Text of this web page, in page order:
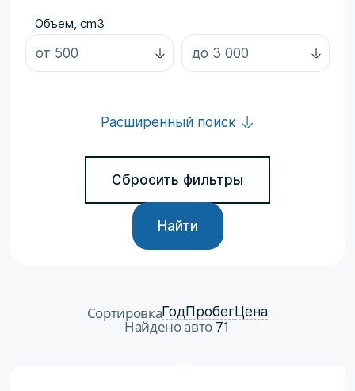
Объем, cm3
Расширенный поиск
Сбросить фильтры
Найти
СортировкаГодПробегЦена
Найдено авто71